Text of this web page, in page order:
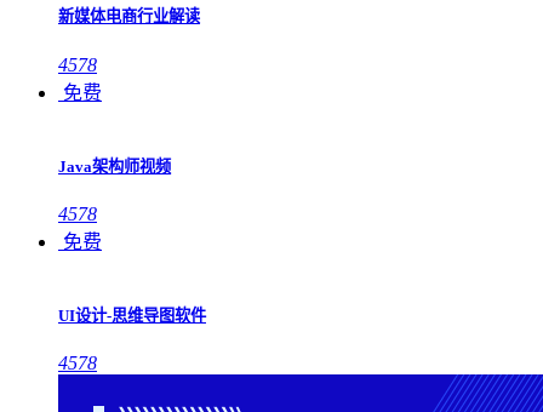
新媒体电商行业解读
4578
免费
Java架构师视频
4578
免费
UI设计-思维导图软件
4578